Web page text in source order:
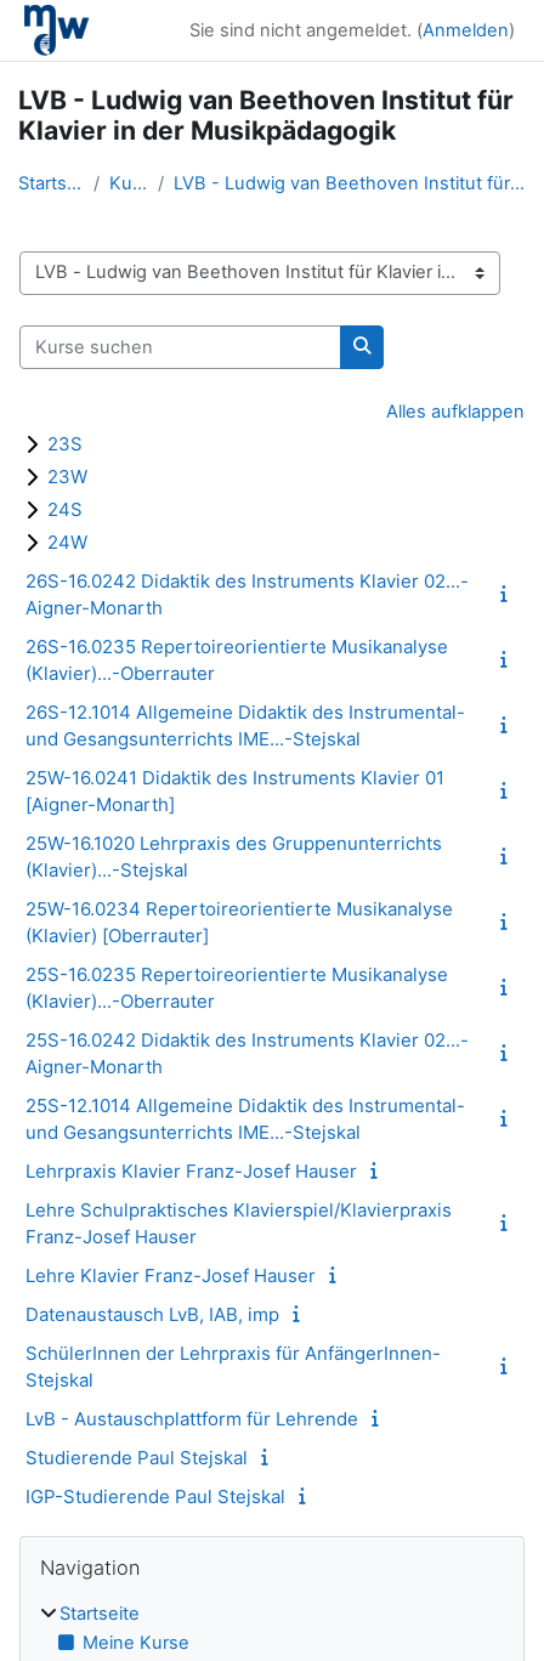
Zum Hauptinhalt
Sie sind nicht angemeldet. (Anmelden)
LVB - Ludwig van Beethoven Institut für
Klavier in der Musikpädagogik
Startseite Kurse LVB - Ludwig van Beethoven Institut für Klavier in...
Kursbereiche
Kurse suchen
Kurse suchen
Alles aufklappen
23S
23W
24S
24W
26S-16.0242 Didaktik des Instruments Klavier 02...-
Aigner-Monarth
26S-16.0235 Repertoireorientierte Musikanalyse
(Klavier)...-Oberrauter
26S-12.1014 Allgemeine Didaktik des Instrumental-
und Gesangsunterrichts IME...-Stejskal
25W-16.0241 Didaktik des Instruments Klavier 01
[Aigner-Monarth]
25W-16.1020 Lehrpraxis des Gruppenunterrichts
(Klavier)...-Stejskal
25W-16.0234 Repertoireorientierte Musikanalyse
(Klavier) [Oberrauter]
25S-16.0235 Repertoireorientierte Musikanalyse
(Klavier)...-Oberrauter
25S-16.0242 Didaktik des Instruments Klavier 02...-
Aigner-Monarth
25S-12.1014 Allgemeine Didaktik des Instrumental-
und Gesangsunterrichts IME...-Stejskal
Lehrpraxis Klavier Franz-Josef Hauser
Lehre Schulpraktisches Klavierspiel/Klavierpraxis
Franz-Josef Hauser
Lehre Klavier Franz-Josef Hauser
Datenaustausch LvB, IAB, imp
SchülerInnen der Lehrpraxis für AnfängerInnen-
Stejskal
LvB - Austauschplattform für Lehrende
Studierende Paul Stejskal
IGP-Studierende Paul Stejskal
Blöcke
Navigation
Startseite
Meine Kurse